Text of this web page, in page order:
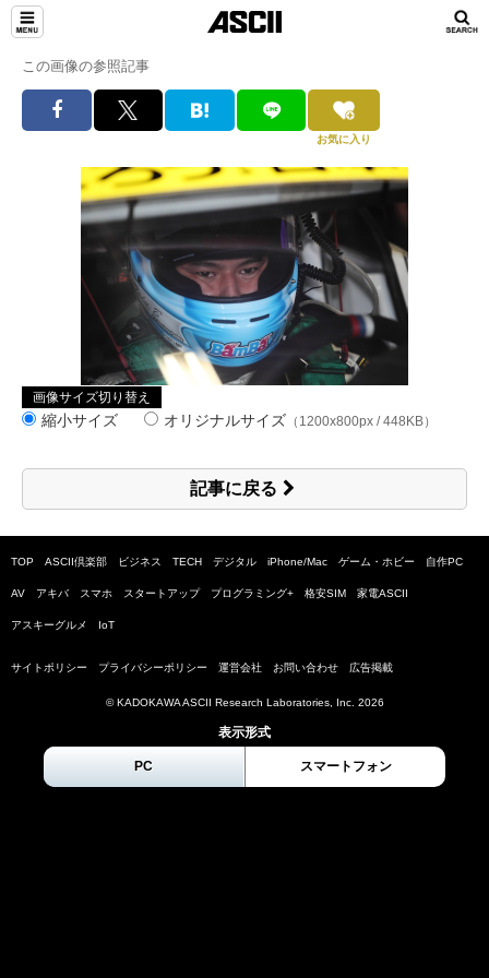
この画像の参照記事
お気に入り
画像サイズ切り替え
縮小サイズ オリジナルサイズ （1200x800px / 448KB）
記事に戻る
TOP ASCII倶楽部 ビジネス TECH デジタル iPhone/Mac ゲーム・ホビー 自作PC
AV アキバ スマホ スタートアップ プログラミング+ 格安SIM 家電ASCII
アスキーグルメ IoT
サイトポリシー プライバシーポリシー 運営会社 お問い合わせ 広告掲載
© KADOKAWA ASCII Research Laboratories, Inc. 2026
表示形式
PC スマートフォン